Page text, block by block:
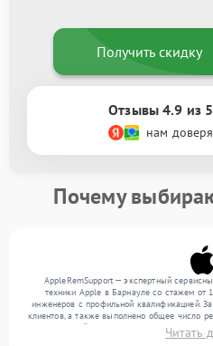
Получить скидку
Отзывы 4.9 из 5
нам
Почему
AppleRemSupport — экспертный
техники Apple в Барнауле со стажем от
инженеров с профильной квалификацией.
клиентов, а также выполнено общее число
сервисный центр поступает более 300
широким спектром неисправностей и
Читать